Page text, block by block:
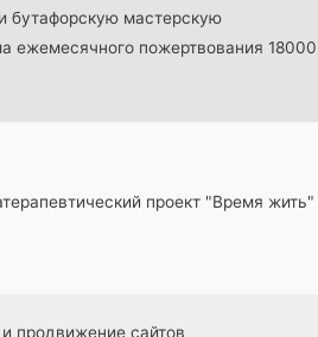
бутафорскую мастерскую
ежемесячного пожертвования 18000
проект "Время жить"
продвижение сайтов